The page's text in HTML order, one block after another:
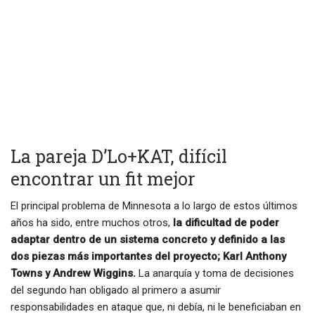
La pareja D’Lo+KAT, difícil
encontrar un fit mejor
El principal problema de Minnesota a lo largo de estos últimos
años ha sido, entre muchos otros, la dificultad de poder
adaptar dentro de un sistema concreto y definido a las
dos piezas más importantes del proyecto; Karl Anthony
Towns y Andrew Wiggins. La anarquía y toma de decisiones
del segundo han obligado al primero a asumir
responsabilidades en ataque que, ni debía, ni le beneficiaban en